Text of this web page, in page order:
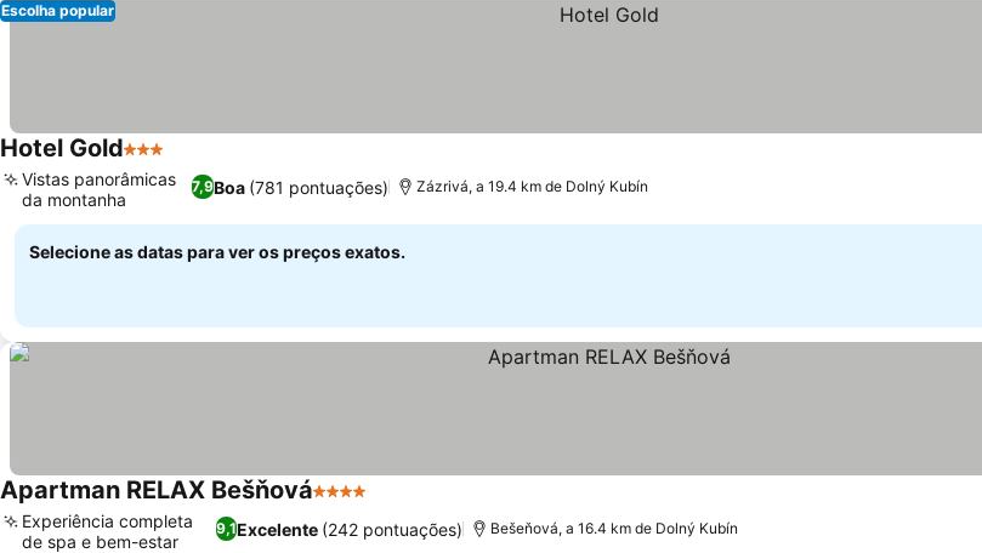
Escolha popular
Hotel Gold3 Estrelas
7,9Boa (781 pontuações)
Vistas panorâmicas
da montanha
Zázrivá, a 19.4 km de Dolný Kubín
Selecione as datas para ver os preços exatos.
Apartman RELAX Bešňová4 Estrelas
9,1Excelente (242 pontuações)
Experiência completa
de spa e bem-estar
Bešeňová, a 16.4 km de Dolný Kubín